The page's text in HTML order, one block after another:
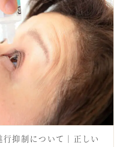
抑制について｜正しい